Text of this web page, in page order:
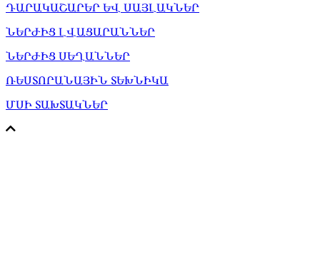
ԴԱՐԱԿԱՇԱՐԵՐ ԵՎ ՍԱՅԼԱԿՆԵՐ
ՆԵՐԺԻՑ ԼՎԱՑԱՐԱՆՆԵՐ
ՆԵՐԺԻՑ ՍԵՂԱՆՆԵՐ
ՌԵՍՏՈՐԱՆԱՅԻՆ ՏԵԽՆԻԿԱ
ՄՍԻ ՏԱԽՏԱԿՆԵՐ